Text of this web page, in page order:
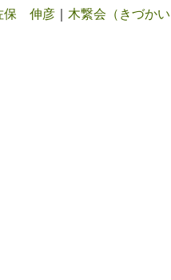
保 伸彦 木繋会（きづかい